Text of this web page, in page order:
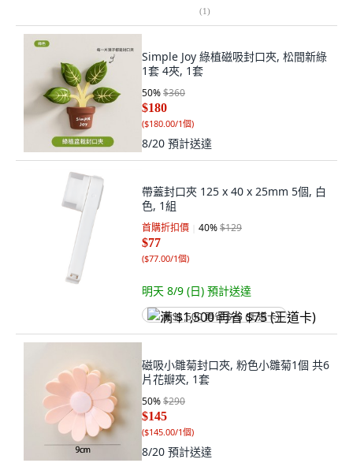
(1)
Simple Joy 綠植磁吸封口夾, 松間新綠
1套 4夾, 1套
50%$360
$180
($180.00/1個)
8/20 預計送達
帶蓋封口夾 125 x 40 x 25mm 5個, 白
色, 1組
首購折扣價 40%$129
$77
($77.00/1個)
明天 8/9 (日) 預計送達
满 $1,500 再省 $75 (王道卡)
磁吸小雛菊封口夾, 粉色小雛菊1個 共6
片花瓣夾, 1套
50%$290
$145
($145.00/1個)
8/20 預計送達